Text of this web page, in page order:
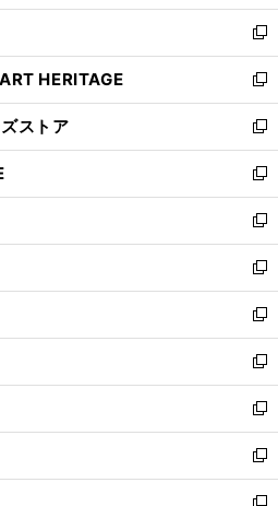
ウ
で
開
く
ン
ド
ウ
で
開
く
新
し
い
ウ
ィ
ン
ド
ウ
で
開
く
HERITAGE
新
し
い
ウ
ィ
ン
ド
ウ
で
開
く
ストア
新
し
い
ウ
ィ
ン
ド
ウ
で
開
く
新
し
い
ウ
ィ
ン
ド
ウ
で
開
く
新
し
い
ウ
ィ
ン
ド
ウ
で
開
く
新
し
い
ウ
ィ
ン
ド
ウ
で
開
く
新
し
い
ウ
ィ
ン
ド
ウ
新
し
い
ウ
ィ
ン
新
し
い
ウ
新
し